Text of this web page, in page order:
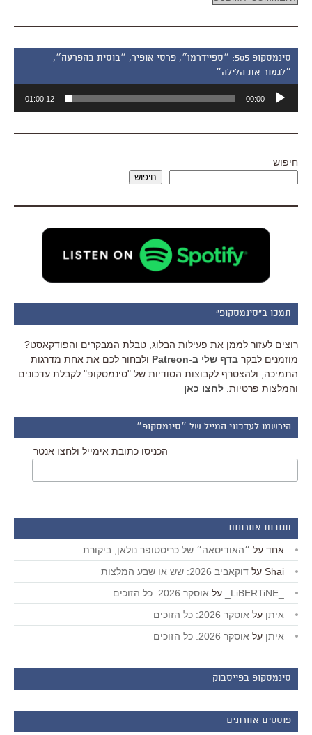
סינמסקופ 505: ״ספיידרמן״, פרסי אופיר, ״בוסית בהפרעה״,
״לגמור את הלילה״
אודיו
00:00
01:00:12
חיפוש
חיפוש
תמכו ב"סינמסקופ"
רוצים לעזור לממן את פעילות הבלוג, טבלת המבקרים והפודקאסט?
מוזמנים לבקר בדף שלי ב-Patreon
ולבחור לכם את אחת מדרגות
התמיכה, ולהצטרף לקבוצות הסודיות של "סינמסקופ" לקבלת עדכונים
והמלצות פרטיות. לחצו כאן
הירשמו לעדכוני המייל של ״סינמסקופ״
הכניסו כתובת אימייל ולחצו אנטר
תגובות אחרונות
אחד על ״האודיסאה״ של כריסטופר נולאן, ביקורת
Shai על דוקאביב 2026: שש או שבע המלצות
על אוסקר 2026: כל הזוכים
איתן על אוסקר 2026: כל הזוכים
איתן על אוסקר 2026: כל הזוכים
סינמסקופ בפייסבוק
פוסטים אחרונים